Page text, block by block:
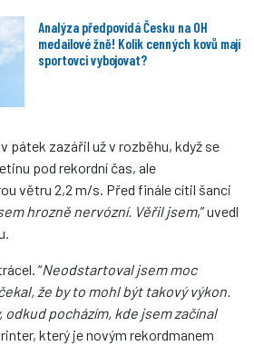
Analýza předpovídá Česku na OH
medailové žně! Kolik cenných kovů mají
sportovci vybojovat?
pátek zazářil už v rozběhu, když se
pod rekordní čas, ale
větru 2,2 m/s. Před finále cítil šanci
hrozně nervózní. Věřil jsem,” uvedl
“Neodstartoval jsem moc
že by to mohl být takový výkon.
pocházím, kde jsem začínal
který je novým rekordmanem